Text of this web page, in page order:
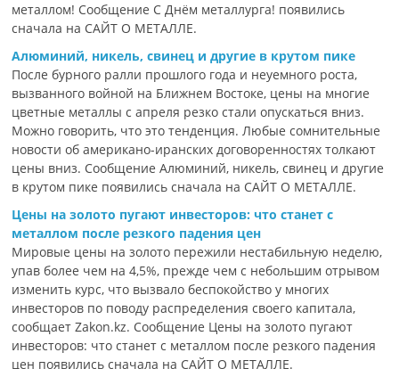
металлом! Сообщение С Днём металлурга! появились
сначала на САЙТ О МЕТАЛЛЕ.
Алюминий, никель, свинец и другие в крутом пике
После бурного ралли прошлого года и неуемного роста,
вызванного войной на Ближнем Востоке, цены на многие
цветные металлы с апреля резко стали опускаться вниз.
Можно говорить, что это тенденция. Любые сомнительные
новости об американо-иранских договоренностях толкают
цены вниз. Сообщение Алюминий, никель, свинец и другие
в крутом пике появились сначала на САЙТ О МЕТАЛЛЕ.
Цены на золото пугают инвесторов: что станет с
металлом после резкого падения цен
Мировые цены на золото пережили нестабильную неделю,
упав более чем на 4,5%, прежде чем с небольшим отрывом
изменить курс, что вызвало беспокойство у многих
инвесторов по поводу распределения своего капитала,
сообщает Zakon.kz. Сообщение Цены на золото пугают
инвесторов: что станет с металлом после резкого падения
цен появились сначала на САЙТ О МЕТАЛЛЕ.